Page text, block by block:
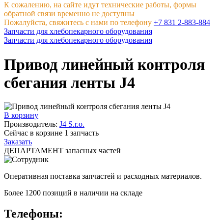
К сожалению, на сайте идут технические работы, формы
обратной связи временно не доступны
Пожалуйста, свяжитесь с нами по телефону +7 831 2-883-884
Запчасти для хлебопекарного оборудования
Запчасти для хлебопекарного оборудования
Привод линейный контроля
сбегания ленты J4
В корзину
Производитель: J4 S.r.o.
Сейчас в корзине 1 запчасть
Заказать
ДЕПАРТАМЕНТ запасных частей
Оперативная поставка запчастей и расходных материалов.
Более 1200 позиций в наличии на складе
Телефоны: